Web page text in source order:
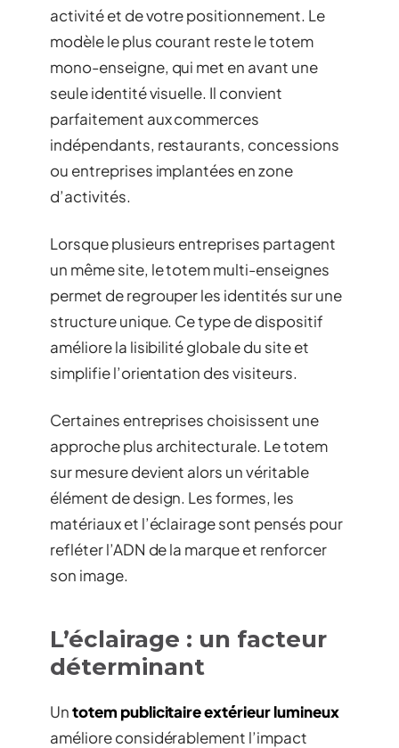
activité et de votre positionnement. Le
modèle le plus courant reste le totem
mono-enseigne, qui met en avant une
seule identité visuelle. Il convient
parfaitement aux commerces
indépendants, restaurants, concessions
ou entreprises implantées en zone
d’activités.
Lorsque plusieurs entreprises partagent
un même site, le totem multi-enseignes
permet de regrouper les identités sur une
structure unique. Ce type de dispositif
améliore la lisibilité globale du site et
simplifie l’orientation des visiteurs.
Certaines entreprises choisissent une
approche plus architecturale. Le totem
sur mesure devient alors un véritable
élément de design. Les formes, les
matériaux et l’éclairage sont pensés pour
refléter l’ADN de la marque et renforcer
son image.
L’éclairage : un facteur
déterminant
Untotem publicitaire extérieur lumineux
améliore considérablement l’impact